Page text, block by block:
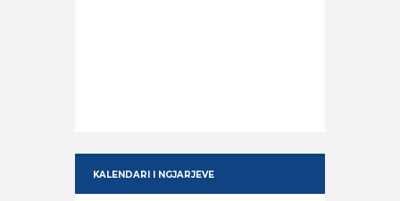
KALENDARI I NGJARJEVE